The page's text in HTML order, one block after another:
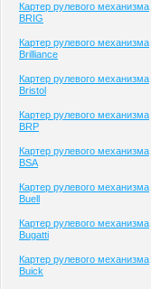
Картер рулевого механизма
BRIG
Картер рулевого механизма
Brilliance
Картер рулевого механизма
Bristol
Картер рулевого механизма
BRP
Картер рулевого механизма
BSA
Картер рулевого механизма
Buell
Картер рулевого механизма
Bugatti
Картер рулевого механизма
Buick